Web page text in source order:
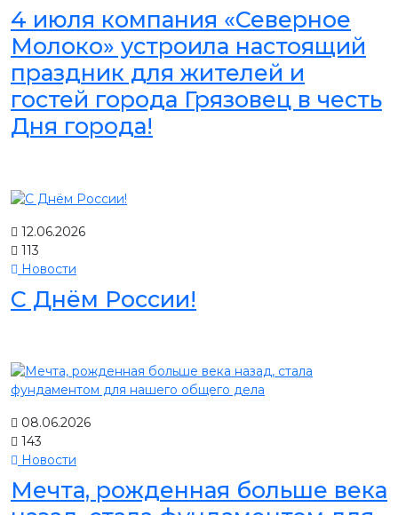
4 июля компания «Северное
Молоко» устроила настоящий
праздник для жителей и
гостей города Грязовец в честь
Дня города!
12.06.2026
113
Новости
С Днём России!
08.06.2026
143
Новости
Мечта, рожденная больше века